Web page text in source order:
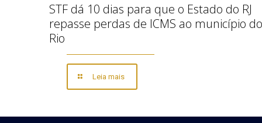
STF dá 10 dias para que o Estado do RJ
repasse perdas de ICMS ao município do
Rio
Leia mais